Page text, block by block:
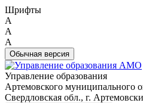
Шрифты
A
A
A
Обычная версия
Управление образования
Артемовского муниципального
Свердловская обл., г.